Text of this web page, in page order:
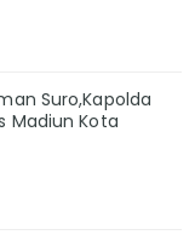
Suro,Kapolda
Madiun Kota